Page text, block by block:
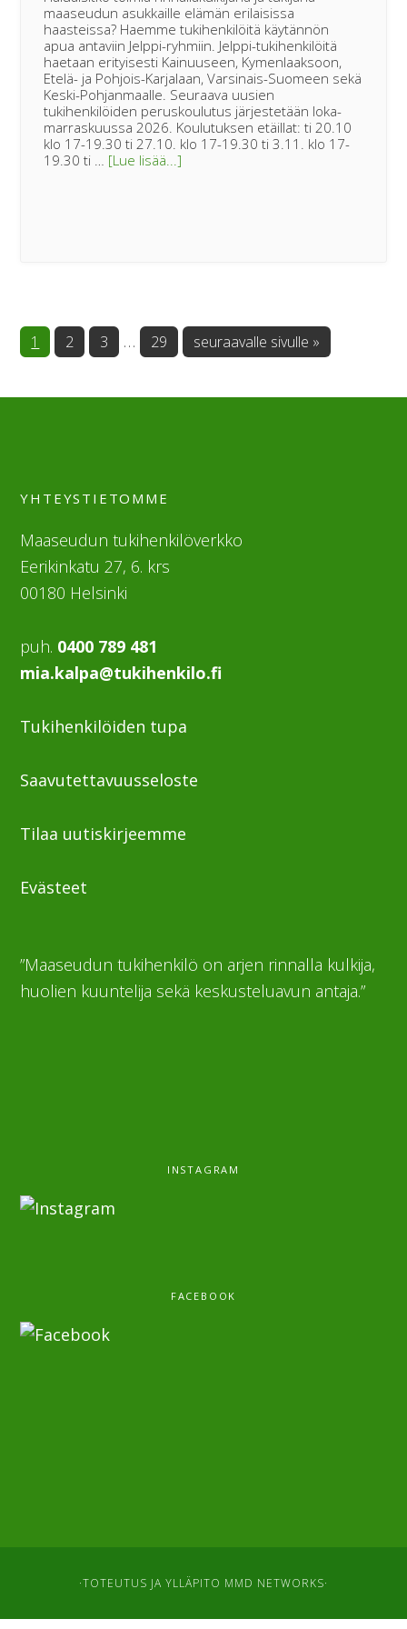
maaseudun asukkaille elämän erilaisissa
haasteissa? Haemme tukihenkilöitä käytännön
apua antaviin Jelppi-ryhmiin. Jelppi-tukihenkilöitä
haetaan erityisesti Kainuuseen, Kymenlaaksoon,
Etelä- ja Pohjois-Karjalaan, Varsinais-Suomeen sekä
Keski-Pohjanmaalle. Seuraava uusien
tukihenkilöiden peruskoulutus järjestetään loka-
marraskuussa 2026. Koulutuksen etäillat: ti 20.10
klo 17-19.30 ti 27.10. klo 17-19.30 ti 3.11. klo 17-
19.30 ti … [Lue lisää...]
Sivu
1 Sivu
2 Sivu
3
Välisivut
jätetty
… Sivu
29 Siirry
seuraavalle sivulle »
YHTEYSTIETOMME
Maaseudun tukihenkilöverkko
Eerikinkatu 27, 6. krs
00180 Helsinki
puh. 0400 789 481
mia.kalpa@tukihenkilo.fi
Tukihenkilöiden tupa
Saavutettavuusseloste
Tilaa uutiskirjeemme
Evästeet
”Maaseudun tukihenkilö on arjen rinnalla kulkija,
huolien kuuntelija sekä keskusteluavun antaja.”
INSTAGRAM
FACEBOOK
·TOTEUTUS JA YLLÄPITO MMD NETWORKS·